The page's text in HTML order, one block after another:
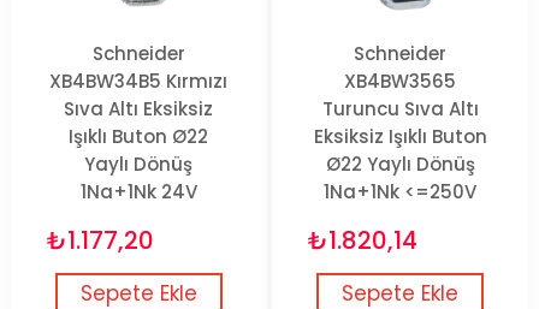
Schneider
XB4BW34B5 Kırmızı
Sıva Altı Eksiksiz
Işıklı Buton Ø22
Yaylı Dönüş
1Na+1Nk 24V
₺1.177,20
Sepete Ekle
Schneider
XB4BW3565
Turuncu Sıva Altı
Eksiksiz Işıklı Buton
Ø22 Yaylı Dönüş
1Na+1Nk <=250V
₺1.820,14
Sepete Ekle